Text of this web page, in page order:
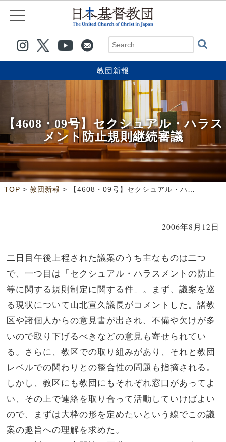
教団新報
【4608・09号】セクシュアル・ハラス
メント防止規則継続審議
TOP > 教団新報 > 【4608・09号】セクシュアル・ハラスメント防止規則継続審議
2006年8月12日
二日目午後上程された議案のうち主なものは二つ
で、一つ目は「セクシュアル・ハラスメントの防止
等に関する規則制定に関する件」。まず、議案を巡
る現状について山北宣久議長がコメントした。諸教
区や諸個人からの意見書が出され、不備や欠けが多
いので取り下げるべきなどの意見も寄せられてい
る。さらに、教区での取り組みがあり、それと教団
レベルでの関わりとの整合性の問題も指摘される。
しかし、教区にも教団にもそれぞれ窓口があってよ
い、その上で連絡を取り合って活動していけばよい
ので、まずは大枠の形を定めたいという線でこの議
案の趣旨への理解を求めた。